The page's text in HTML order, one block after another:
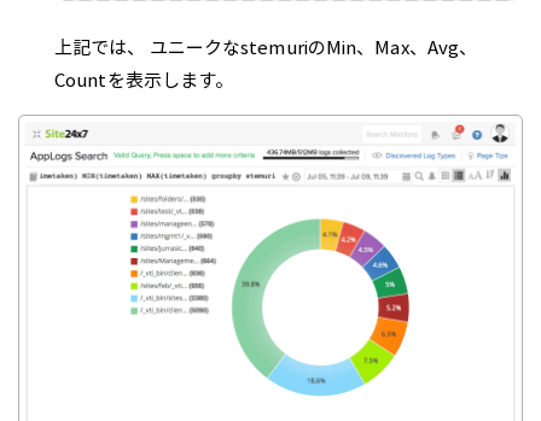
上記では、 ユニークなstemuriのMin、Max、Avg、
Countを表示します。